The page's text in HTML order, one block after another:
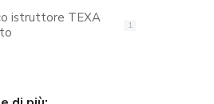
istruttore TEXA
1